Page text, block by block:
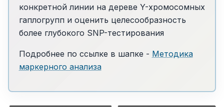
конкретной линии на дереве Y-хромосомных
гаплогрупп и оценить целесообразность
более глубокого SNP-тестирования
Подробнее по ссылке в шапке - Методика
маркерного анализа